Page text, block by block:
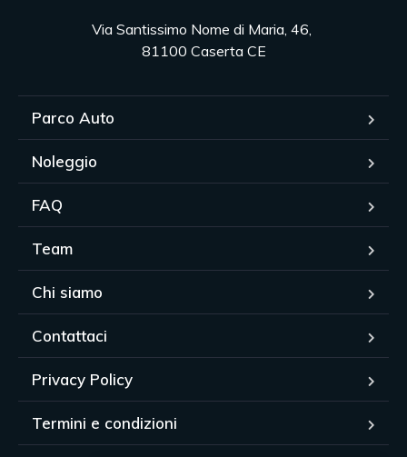
Via Santissimo Nome di Maria, 46,
81100 Caserta CE
Parco Auto
Noleggio
FAQ
Team
Chi siamo
Contattaci
Privacy Policy
Termini e condizioni